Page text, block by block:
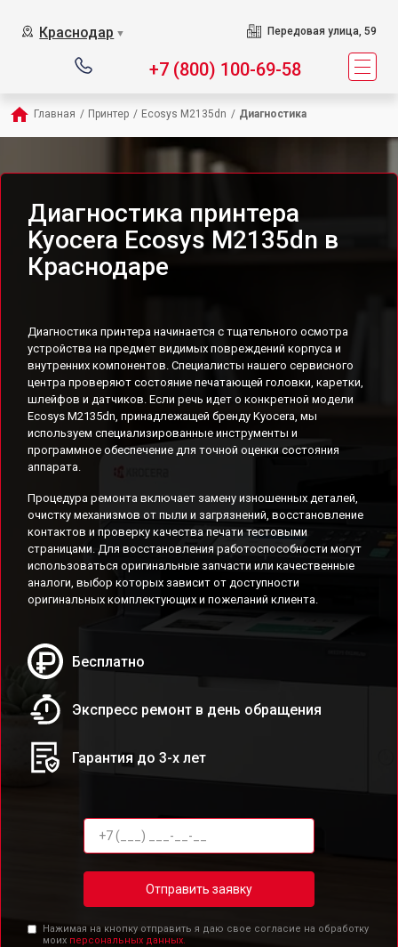
Краснодар ▼ Передовая улица, 59
+7 (800) 100-69-58
Главная / Принтер / Ecosys M2135dn / Диагностика
Диагностика принтера
Kyocera Ecosys M2135dn в
Краснодаре
Диагностика принтера начинается с тщательного осмотра
устройства на предмет видимых повреждений корпуса и
внутренних компонентов. Специалисты нашего сервисного
центра проверяют состояние печатающей головки, каретки,
шлейфов и датчиков. Если речь идет о конкретной модели
Ecosys M2135dn, принадлежащей бренду Kyocera, мы
используем специализированные инструменты и
программное обеспечение для точной оценки состояния
аппарата.
Процедура ремонта включает замену изношенных деталей,
очистку механизмов от пыли и загрязнений, восстановление
контактов и проверку качества печати тестовыми
страницами. Для восстановления работоспособности могут
использоваться оригинальные запчасти или качественные
аналоги, выбор которых зависит от доступности
оригинальных комплектующих и пожеланий клиента.
Бесплатно
Экспресс ремонт в день обращения
Гарантия до 3-х лет
Отправить заявку
Нажимая на кнопку отправить я даю свое согласие на обработку
моих персональных данных.